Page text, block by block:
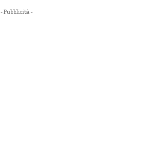
- Pubblicità -